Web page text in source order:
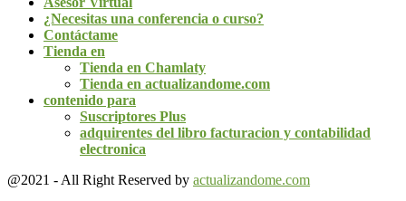
¿Necesitas una conferencia o curso?
Contáctame
Tienda en
Tienda en Chamlaty
Tienda en actualizandome.com
contenido para
Suscriptores Plus
adquirentes del libro facturacion y contabilidad
electronica
@2021 - All Right Reserved by actualizandome.com